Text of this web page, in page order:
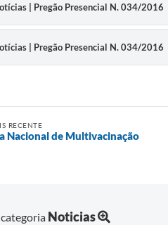
| Pregão Presencial N. 034/2016
| Pregão Presencial N. 034/2016
RECENTE
Nacional de Multivacinação
Noticias